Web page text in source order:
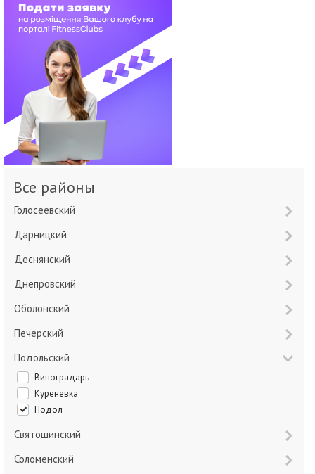
Все районы
Голосеевский
Дарницкий
Деснянский
Днепровский
Оболонский
Печерский
Подольский
Виноградарь
Куреневка
Подол
Святошинский
Соломенский